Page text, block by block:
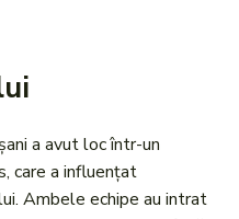
a avut loc într-un
care a influențat
Ambele echipe au intrat